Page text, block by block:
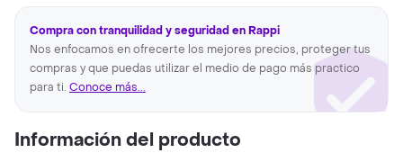
Compra con tranquilidad y seguridad en Rappi
Nos enfocamos en ofrecerte los mejores precios, proteger tus
compras y que puedas utilizar el medio de pago más practico
para ti. Conoce más...
Información del producto